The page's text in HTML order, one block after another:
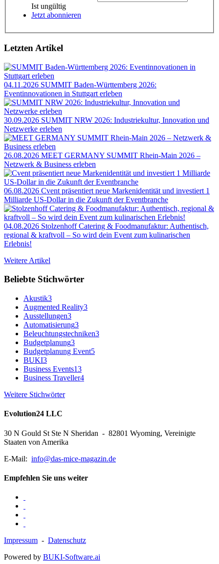
Ist ungültig
Jetzt abonnieren
Letzten Artikel
04.11.2026 SUMMIT Baden-Württemberg 2026:
Eventinnovationen in Stuttgart erleben
30.09.2026 SUMMIT NRW 2026: Industriekultur, Innovation und
Netzwerke erleben
26.08.2026 MEET GERMANY SUMMIT Rhein-Main 2026 –
Netzwerk & Business erleben
06.08.2026 Cvent präsentiert neue Markenidentität und investiert 1
Milliarde US-Dollar in die Zukunft der Eventbranche
04.08.2026 Stolzenhoff Catering & Foodmanufaktur: Authentisch,
regional & kraftvoll – So wird dein Event zum kulinarischen
Erlebnis!
Weitere Artikel
Beliebte Stichwörter
Akustik3
Augmented Reality3
Ausstellungen3
Automatisierung3
Beleuchtungstechniken3
Budgetplanung3
Budgetplanung Event5
BUKI3
Business Events13
Business Traveller4
Weitere Stichwörter
Evolution24 LLC
30 N Gould St Ste N Sheridan - 82801 Wyoming, Vereinigte
Staaten von Amerika
E-Mail: info@das-mice-magazin.de
Empfehlen Sie uns weiter
Impressum - Datenschutz
Powered by BUKI-Software.ai